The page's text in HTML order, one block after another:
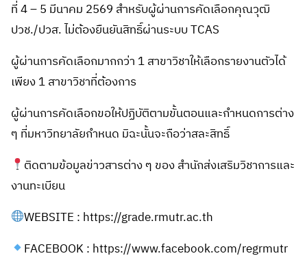
ที่ 4 – 5 มีนาคม 2569 สำหรับผู้ผ่านการคัดเลือกคุณวุฒิ
ปวช./ปวส. ไม่ต้องยืนยันสิทธิ์ผ่านระบบ TCAS
ผู้ผ่านการคัดเลือกมากกว่า 1 สาขาวิชาให้เลือกรายงานตัวได้
เพียง 1 สาขาวิชาที่ต้องการ
ผู้ผ่านการคัดเลือกขอให้ปฏิบัติตามขั้นตอนและกำหนดการต่าง
ๆ ที่มหาวิทยาลัยกำหนด มิฉะนั้นจะถือว่าสละสิทธิ์
ติดตามข้อมูลข่าวสารต่าง ๆ ของ สำนักส่งเสริมวิชาการและ
งานทะเบียน
WEBSITE : https://grade.rmutr.ac.th
FACEBOOK : https://www.facebook.com/regrmutr